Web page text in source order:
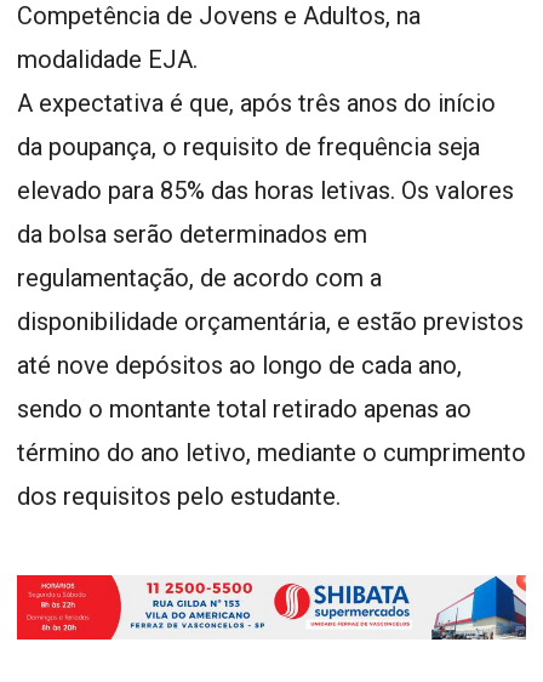
Competência de Jovens e Adultos, na
modalidade EJA.
A expectativa é que, após três anos do início
da poupança, o requisito de frequência seja
elevado para 85% das horas letivas. Os valores
da bolsa serão determinados em
regulamentação, de acordo com a
disponibilidade orçamentária, e estão previstos
até nove depósitos ao longo de cada ano,
sendo o montante total retirado apenas ao
término do ano letivo, mediante o cumprimento
dos requisitos pelo estudante.